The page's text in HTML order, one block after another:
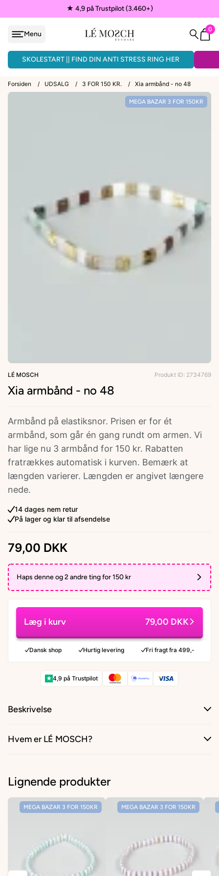
★ 4,9 på Trustpilot (3.460+)
Menu
0
SKOLESTART || FIND DIN ANTI STRESS RING HER
ARMBÅND - 3 FOR 150KR.
Forsiden / UDSALG / 3 FOR 150 KR. / Xia armbånd - no 48
MEGA BAZAR 3 FOR 150KR
LÉ MOSCH Produkt ID: 2734769
Xia armbånd - no 48
Armbånd på elastiksnor. Prisen er for ét
armbånd, som går én gang rundt om armen. Vi
har lige nu 3 armbånd for 150 kr. Rabatten
fratrækkes automatisk i kurven. Bemærk at
længden varierer. Længden er angivet længere
nede.
14 dages nem retur
På lager og klar til afsendelse
79,00 DKK
Haps denne og 2 andre ting for 150 kr
Læg i kurv 79,00 DKK
Dansk shop Hurtig levering Fri fragt fra 499,-
★ 4,9 på Trustpilot
Beskrivelse
Hvem er LÉ MOSCH?
Lignende produkter
MEGA BAZAR 3 FOR 150KR MEGA BAZAR 3 FOR 150KR